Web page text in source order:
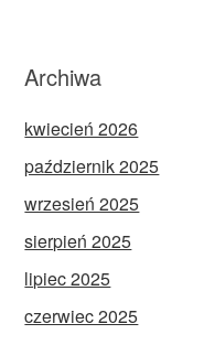
Archiwa
kwiecień 2026
październik 2025
wrzesień 2025
sierpień 2025
lipiec 2025
czerwiec 2025